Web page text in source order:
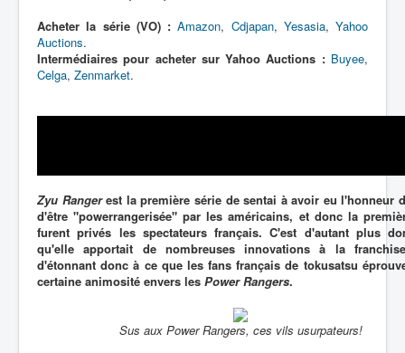
Acheter la série (VO) : Amazon, Cdjapan, Yesasia, Yahoo
Auctions.
Intermédiaires pour acheter sur Yahoo Auctions : Buyee,
Celga, Zenmarket.
Zyu Rangerest la première série de sentai à avoir eu l'honneur
d'être "powerrangerisée" par les américains, et donc la
furent privés les spectateurs français. C'est d'autant plus
qu'elle apportait de nombreuses innovations à la
d'étonnant donc à ce que les fans français de tokusatsu
certaine animosité envers les Power Rangers.
Sus aux Power Rangers, ces vils usurpateurs!